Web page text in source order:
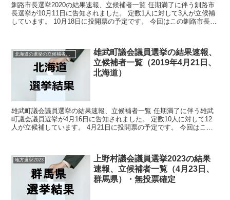
釧路市長選挙2020の結果速報、立候補者一覧 任期満了に伴う釧路市
長選挙が10月11日に告知されました。 定数1人に対して3人が立候補
しています。 10月18日に投開票の予定です。 今回はこの釧路市長選
北海道の選挙の立候補者と結果速報一覧
雄武町議会議員選挙の結果速報、
立候補者一覧（2019年4月21日、
北海道）
雄武町議会議員選挙の結果速報、立候補者一覧 任期満了に伴う雄武
町議会議員選挙が4月16日に告知されました。 定数10人に対して12
人が立候補しています。 4月21日に投開票の予定です。 今回はこの
地方選挙2023
上野村議会議員選挙2023の結果
速報、立候補者一覧（4月23日、
群馬県）・無投票確定